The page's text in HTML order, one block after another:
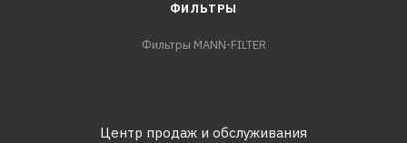
ФИЛЬТРЫ
Фильтры MANN-FILTER
Центр продаж и обслуживания